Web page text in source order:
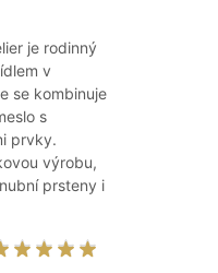
je rodinný
v
se kombinuje
s
prvky.
výrobu,
prsteny i